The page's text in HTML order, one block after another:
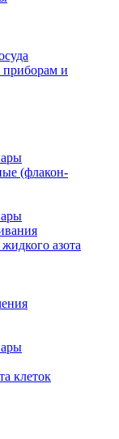
приборам и
(флакон-
азота
клеток